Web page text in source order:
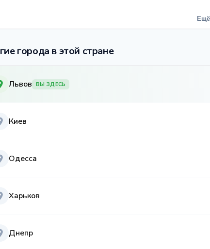
города в этой стране
Львов ВЫ ЗДЕСЬ
Киев
Одесса
Харьков
Днепр